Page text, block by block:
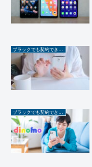
ブラックでも契約できる携帯